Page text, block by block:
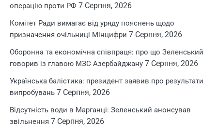
операцію проти РФ 7 Серпня, 2026
Комітет Ради вимагає від уряду пояснень щодо
призначення очільниці Мінцифри 7 Серпня, 2026
Оборонна та економічна співпраця: про що Зеленський
говорив із главою МЗС Азербайджану 7 Серпня, 2026
Українська балістика: президент заявив про результати
випробувань 7 Серпня, 2026
Відсутність води в Марганці: Зеленський анонсував
звільнення 7 Серпня, 2026